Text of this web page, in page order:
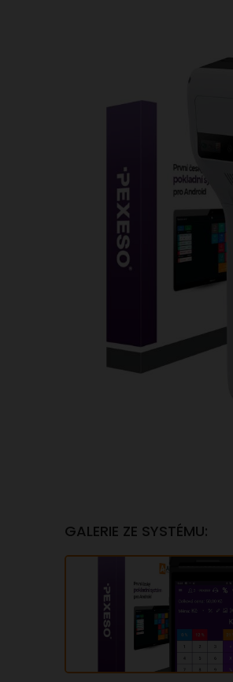
GALERIE ZE SYSTÉMU: